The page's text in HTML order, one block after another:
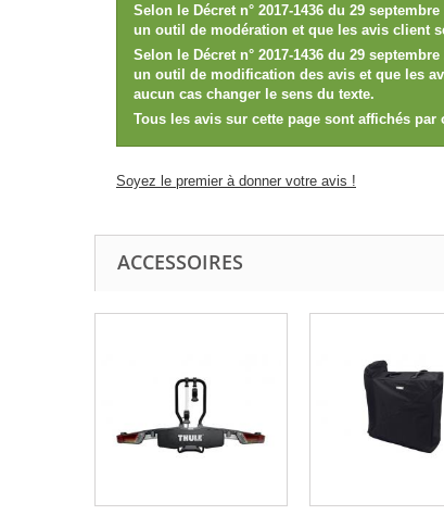
Selon le Décret n° 2017-1436 du 29
un outil de modération et que les avis client
Selon le Décret n° 2017-1436 du 29
un outil de modification des avis et que les
aucun cas changer le sens du texte.
Tous les avis sur cette page sont affichés
Soyez le premier à donner votre avis !
ACCESSOIRES